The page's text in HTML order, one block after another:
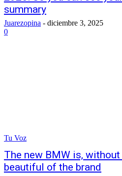
summary
Juarezopina - diciembre 3, 2025
0
Tu Voz
The new BMW is,
beautiful of the brand